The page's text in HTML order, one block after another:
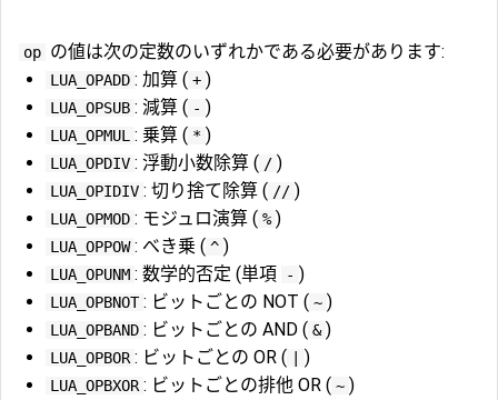
op の値は次の定数のいずれかである必要があります:
LUA_OPADD : 加算 ( + )
LUA_OPSUB : 減算 ( - )
LUA_OPMUL : 乗算 ( * )
LUA_OPDIV : 浮動小数除算 ( / )
LUA_OPIDIV : 切り捨て除算 ( // )
LUA_OPMOD : モジュロ演算 ( % )
LUA_OPPOW : べき乗 ( ^ )
LUA_OPUNM : 数学的否定 (単項 - )
LUA_OPBNOT : ビットごとの NOT ( ~ )
LUA_OPBAND : ビットごとの AND ( & )
LUA_OPBOR : ビットごとの OR ( | )
LUA_OPBXOR : ビットごとの排他 OR ( ~ )